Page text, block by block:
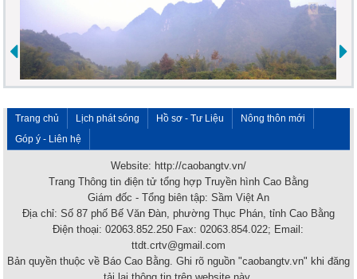
Trang chủ Lịch phát sóng Hồ sơ - Tư Liệu
Nông thôn mới
Góp ý - Liên hệ
Website: http://caobangtv.vn/
Trang Thông tin điện tử tổng hợp Truyền hình Cao Bằng
Giám đốc - Tổng biên tập: Sầm Việt An
Địa chỉ: Số 87 phố Bế Văn Đàn, phường Thục Phán, tỉnh Cao Bằng
Điện thoại: 02063.852.250 Fax: 02063.854.022; Email:
ttdt.crtv@gmail.com
Bản quyền thuộc về Báo Cao Bằng. Ghi rõ nguồn "caobangtv.vn" khi đăng